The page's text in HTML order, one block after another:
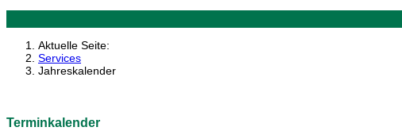
Aktuelle Seite:
Services
Jahreskalender
Terminkalender